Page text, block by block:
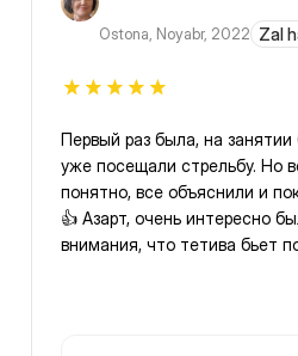
Ostona, Noyabr, 2022 Zal
Первый раз была, на
уже посещали стрельбу. Но
понятно, все объяснили и
👍 Азарт, очень интересно было, даже не обращала
внимания, что тетива бьет